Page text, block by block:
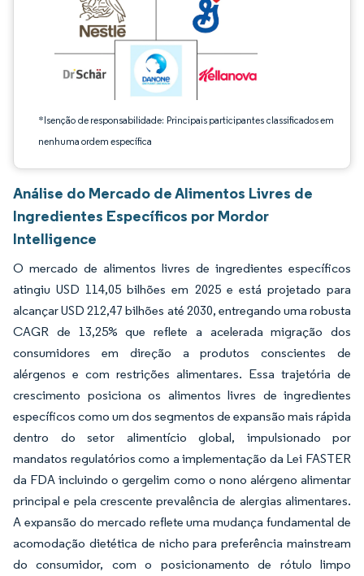
*Isenção de responsabilidade: Principais participantes classificados em
nenhuma ordem específica
Análise do Mercado de Alimentos Livres de
Ingredientes Específicos por Mordor
Intelligence
O mercado de alimentos livres de ingredientes específicos
atingiu USD 114,05 bilhões em 2025 e está projetado para
alcançar USD 212,47 bilhões até 2030, entregando uma robusta
CAGR de 13,25% que reflete a acelerada migração dos
consumidores em direção a produtos conscientes de
alérgenos e com restrições alimentares. Essa trajetória de
crescimento posiciona os alimentos livres de ingredientes
específicos como um dos segmentos de expansão mais rápida
dentro do setor alimentício global, impulsionado por
mandatos regulatórios como a implementação da Lei FASTER
da FDA incluindo o gergelim como o nono alérgeno alimentar
principal e pela crescente prevalência de alergias alimentares.
A expansão do mercado reflete uma mudança fundamental de
acomodação dietética de nicho para preferência mainstream
do consumidor, com o posicionamento de rótulo limpo